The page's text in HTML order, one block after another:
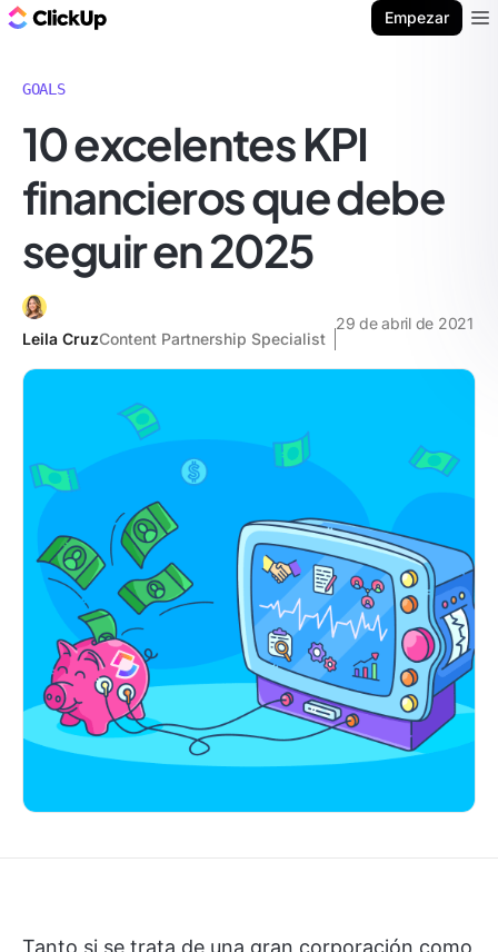
Empezar
GOALS
10 excelentes KPI
financieros que debe
seguir en 2025
Leila CruzContent Partnership Specialist
29 de abril de 2021
Tanto si se trata de una gran corporación como